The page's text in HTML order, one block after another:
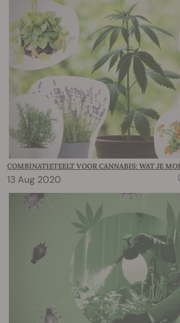
COMBINATIETEELT VOOR CANNABIS: WAT JE
13 Aug 2020